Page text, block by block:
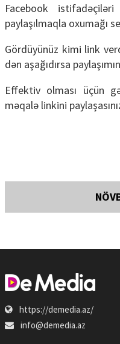
Facebook istifadəçiləri
paylaşılmaqla oxumağı
Gördüyünüz kimi link
dən aşağıdırsa
Effektiv olması üçün
məqalə linkini
https://demedia.az/
info@demedia.az